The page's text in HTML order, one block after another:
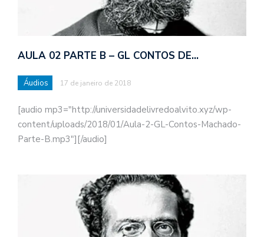
AULA 02 PARTE B – GL CONTOS DE…
Áudios 17 de janeiro de 2018
[audio mp3="http://universidadelivredoalvito.xyz/wp-
content/uploads/2018/01/Aula-2-GL-Contos-Machado-
Parte-B.mp3"][/audio]